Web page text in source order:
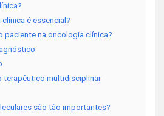
é essencial?
paciente na oncologia clínica?
terapêutico multidisciplinar
são tão importantes?